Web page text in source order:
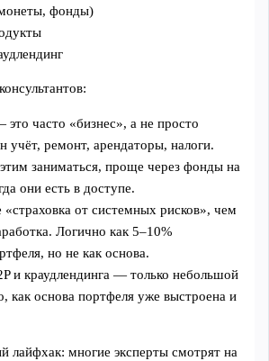
фонды)
часто «бизнес», а не просто
учёт, ремонт, арендаторы, налоги.
заниматься, проще через фонды на
они есть в доступе.
от системных рисков», чем
Логично как 5–10%
но не как основа.
и краудлендинга — только небольшой
как основа портфеля уже выстроена и
лайфхак: многие эксперты смотрят на